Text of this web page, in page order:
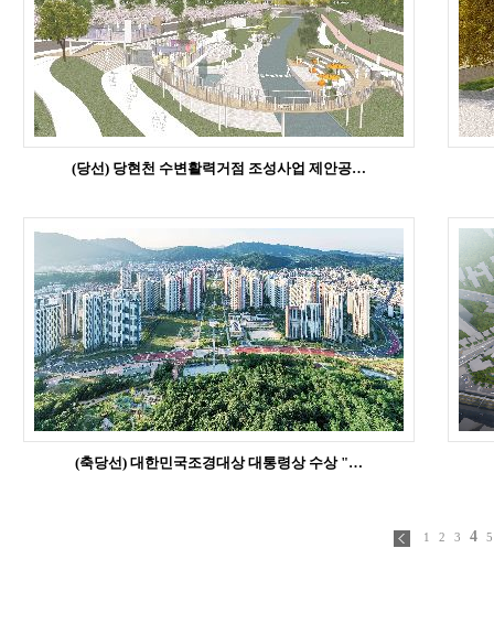
(당선) 당현천 수변활력거점 조성사업 제안공…
(축당선) 대한민국조경대상 대통령상 수상 "…
1 2 3 4 5